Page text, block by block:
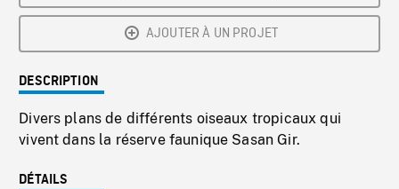
AJOUTER À UN PROJET
DESCRIPTION
Divers plans de différents oiseaux tropicaux qui
vivent dans la réserve faunique Sasan Gir.
DÉTAILS